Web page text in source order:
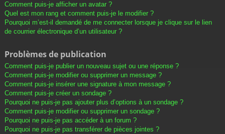
Comment puis-je afficher un avatar ?
Quel est mon rang et comment puis-je le modifier ?
Pourquoi m’est-il demandé de me connecter lorsque je clique sur le lien
de courrier électronique d’un utilisateur ?
Problèmes de publication
Comment puis-je publier un nouveau sujet ou une réponse ?
Comment puis-je modifier ou supprimer un message ?
Comment puis-je insérer une signature à mon message ?
Comment puis-je créer un sondage ?
Pourquoi ne puis-je pas ajouter plus d’options à un sondage ?
Comment puis-je modifier ou supprimer un sondage ?
Pourquoi ne puis-je pas accéder à un forum ?
Pourquoi ne puis-je pas transférer de pièces jointes ?